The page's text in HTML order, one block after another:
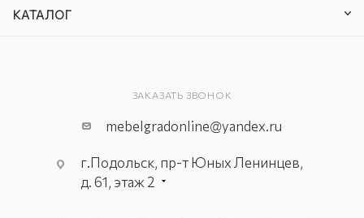
КАТАЛОГ
ЗАКАЗАТЬ ЗВОНОК
mebelgradonline@yandex.ru
г.Подольск, пр-т Юных Ленинцев,
д. 61, этаж 2